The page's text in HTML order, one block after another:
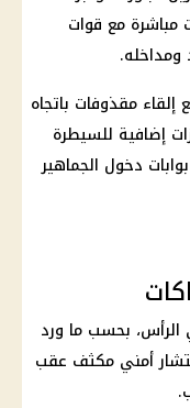
مباشرة مع قوات
ومداخله.
مقذوفات باتجاه
إضافية للسيطرة
دخول الجماهير
بحسب ما ورد
أمني مكثف عقب